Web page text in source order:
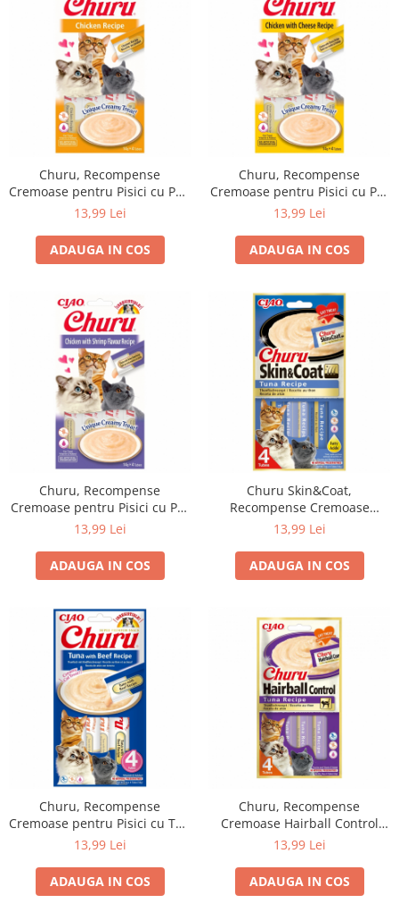
Churu, Recompense
Cremoase pentru Pisici cu Pui,
4x14g
13,99 Lei
ADAUGA IN COS
Churu, Recompense
Cremoase pentru Pisici cu Pui
si Branza, 4x14g
13,99 Lei
ADAUGA IN COS
Churu, Recompense
Cremoase pentru Pisici cu Pui
si Creveti, 4x14g
13,99 Lei
ADAUGA IN COS
Churu Skin&Coat,
Recompense Cremoase
pentru Pisici cu ton, 4x14g
13,99 Lei
ADAUGA IN COS
Churu, Recompense
Cremoase pentru Pisici cu Ton
si Vita, 4x14g
13,99 Lei
ADAUGA IN COS
Churu, Recompense
Cremoase Hairball Control
pentru pisici, cu Ton, 4x14g
13,99 Lei
ADAUGA IN COS